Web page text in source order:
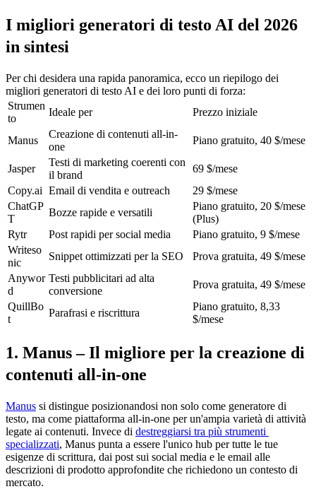
I migliori generatori di testo AI del 2026
in sintesi
Per chi desidera una rapida panoramica, ecco un riepilogo dei
migliori generatori di testo AI e dei loro punti di forza:
Strumen
to
Ideale per Prezzo iniziale
Manus
Creazione di contenuti all-in-
one
Piano gratuito, 40 $/mese
Jasper
Testi di marketing coerenti con
il brand
69 $/mese
Copy.ai Email di vendita e outreach
29 $/mese
ChatGP
T
Bozze rapide e versatili
Piano gratuito, 20 $/mese
(Plus)
Rytr
Post rapidi per social media
Piano gratuito, 9 $/mese
Writeso
nic
Snippet ottimizzati per la SEO
Prova gratuita, 49 $/mese
Anywor
d
Testi pubblicitari ad alta
conversione
Prova gratuita, 49 $/mese
QuillBo
t
Parafrasi e riscrittura
Piano gratuito, 8,33
$/mese
1. Manus – Il migliore per la creazione di
contenuti all-in-one
Manus si distingue posizionandosi non solo come generatore di
testo, ma come piattaforma all-in-one per un'ampia varietà di attività
legate ai contenuti. Invece di destreggiarsi tra più strumenti
specializzati, Manus punta a essere l'unico hub per tutte le tue
esigenze di scrittura, dai post sui social media e le email alle
descrizioni di prodotto approfondite che richiedono un contesto di
mercato.